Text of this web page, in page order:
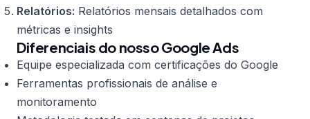
Relatórios: Relatórios mensais detalhados com
métricas e insights
Diferenciais do nosso Google Ads
Equipe especializada com certificações do Google
Ferramentas profissionais de análise e
monitoramento